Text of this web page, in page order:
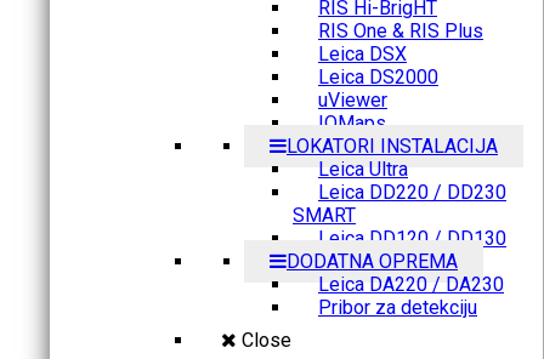
RIS Hi-BrigHT
RIS One & RIS Plus
Leica DSX
Leica DS2000
uViewer
IQMaps
LOKATORI INSTALACIJA
Leica Ultra
Leica DD220 / DD230
SMART
Leica DD120 / DD130
DODATNA OPREMA
Leica DA220 / DA230
Pribor za detekciju
Close